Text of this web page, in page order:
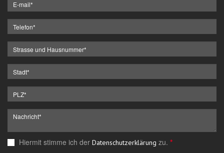
Hiermit stimme ich der Datenschutzerklärung zu. *